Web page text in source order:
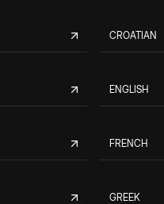
CROATIAN
ENGLISH
FRENCH
GREEK